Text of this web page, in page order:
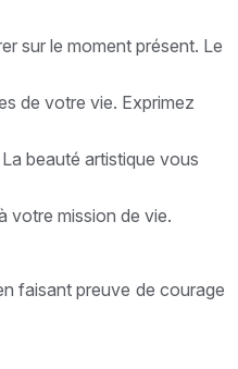
sur le moment présent. Le
de votre vie. Exprimez
beauté artistique vous
votre mission de vie.
faisant preuve de courage